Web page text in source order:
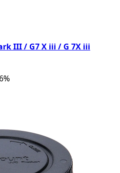
III / G7 X iii / G 7X iii
6%